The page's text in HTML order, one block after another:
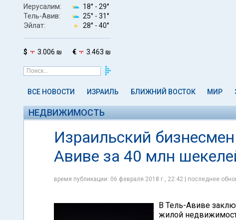
Иерусалим: 18° - 29°
Тель-Авив:
25° - 31°
Эйлат:
28° - 40°
$ 3.006 ₪ € 3.463 ₪
ВСЕ НОВОСТИ ИЗРАИЛЬ БЛИЖНИЙ ВОСТОК МИР
НЕДВИЖИМОСТЬ
Израильский
Авиве за 40 млн
время публикации: 06 февраля 2018 г., 22:42 | последнее
В Тель-Авиве
жилой